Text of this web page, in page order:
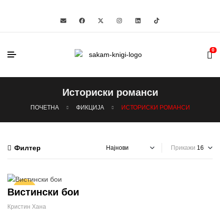
0
Историски романси
ПОЧЕТНА ФИКЦИЈА ИСТОРИСКИ РОМАНСИ
Филтер Прикажи
-24%
Вистински бои
Кристин Хана